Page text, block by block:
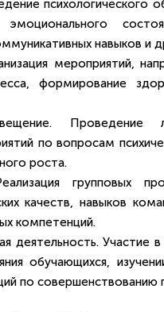
психологического
навыков и
мероприятий,
формирование
по вопросам
роста.
групповых
качеств, навыков
компетенций.
деятельность. Участие
обучающихся,
по